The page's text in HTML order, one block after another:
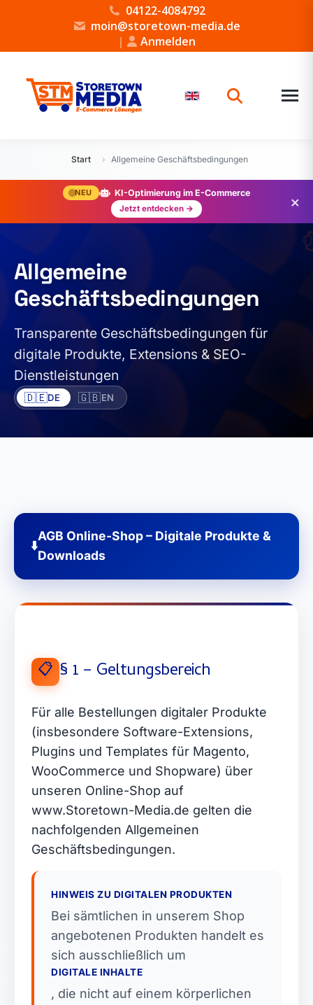
04122-4084792
moin@storetown-media.de
|
Anmelden
Start › Allgemeine Geschäftsbedingungen
NEU KI-Optimierung im E-Commerce
Jetzt entdecken → ×
Allgemeine
Geschäftsbedingungen
Transparente Geschäftsbedingungen für
digitale Produkte, Extensions & SEO-
Dienstleistungen
🇩🇪DE 🇬🇧EN
⬇️
AGB Online-Shop – Digitale Produkte &
Downloads
📋 § 1 – Geltungsbereich
Für alle Bestellungen digitaler Produkte
(insbesondere Software-Extensions,
Plugins und Templates für Magento,
WooCommerce und Shopware) über
unseren Online-Shop auf
www.Storetown-Media.de gelten die
nachfolgenden Allgemeinen
Geschäftsbedingungen.
HINWEIS ZU DIGITALEN PRODUKTEN
Bei sämtlichen in unserem Shop
angebotenen Produkten handelt es
sich ausschließlich um
DIGITALE INHALTE
, die nicht auf einem körperlichen